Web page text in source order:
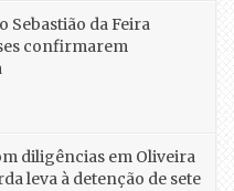
Sebastião da Feira
confirmarem
diligências em Oliveira
leva à detenção de sete